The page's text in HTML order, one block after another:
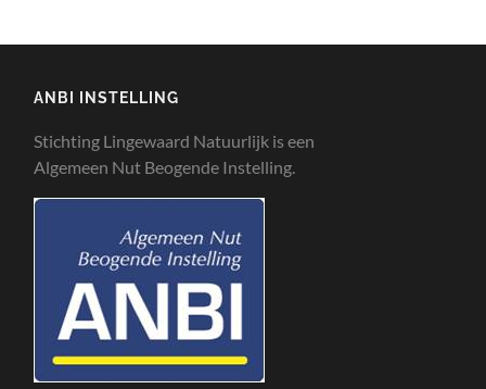
ANBI INSTELLING
Stichting Lingewaard Natuurlijk is een
Algemeen Nut Beogende Instelling.